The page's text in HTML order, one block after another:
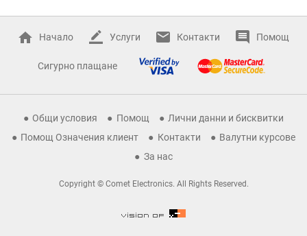
Начало Услуги Контакти Помощ
Сигурно плащане
Общи условия Помощ
Лични данни и бисквитки
Помощ Означения клиент
Контакти
Валутни курсове
За нас
Copyright © Comet Electronics. All Rights Reserved.